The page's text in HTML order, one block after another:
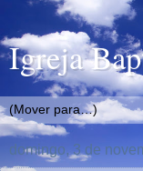
Igreja
domingo, 3 de